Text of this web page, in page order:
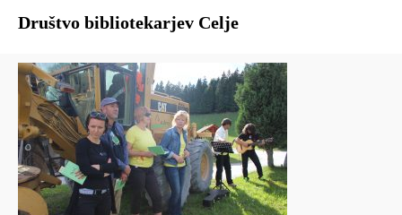
Društvo bibliotekarjev Celje
O društvu